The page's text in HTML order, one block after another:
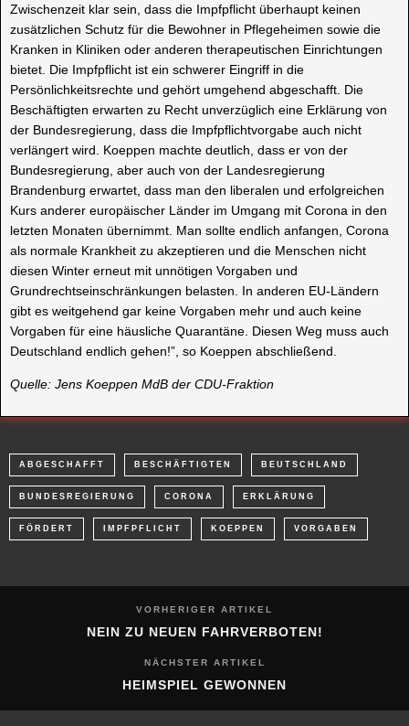
Zwischenzeit klar sein, dass die Impfpflicht überhaupt keinen
zusätzlichen Schutz für die Bewohner in Pflegeheimen sowie die
Kranken in Kliniken oder anderen therapeutischen Einrichtungen
bietet. Die Impfpflicht ist ein schwerer Eingriff in die
Persönlichkeitsrechte und gehört umgehend abgeschafft. Die
Beschäftigten erwarten zu Recht unverzüglich eine Erklärung von
der Bundesregierung, dass die Impfpflichtvorgabe auch nicht
verlängert wird. Koeppen machte deutlich, dass er von der
Bundesregierung, aber auch von der Landesregierung
Brandenburg erwartet, dass man den liberalen und erfolgreichen
Kurs anderer europäischer Länder im Umgang mit Corona in den
letzten Monaten übernimmt. Man sollte endlich anfangen, Corona
als normale Krankheit zu akzeptieren und die Menschen nicht
diesen Winter erneut mit unnötigen Vorgaben und
Grundrechtseinschränkungen belasten. In anderen EU-Ländern
gibt es weitgehend gar keine Vorgaben mehr und auch keine
Vorgaben für eine häusliche Quarantäne. Diesen Weg muss auch
Deutschland endlich gehen!”, so Koeppen abschließend.
Quelle: Jens Koeppen MdB der CDU-Fraktion
ABGESCHAFFT BESCHÄFTIGTEN BEUTSCHLAND
BUNDESREGIERUNG CORONA ERKLÄRUNG
FÖRDERT IMPFPFLICHT KOEPPEN VORGABEN
VORHERIGER ARTIKEL
NEIN ZU NEUEN FAHRVERBOTEN!
NÄCHSTER ARTIKEL
HEIMSPIEL GEWONNEN